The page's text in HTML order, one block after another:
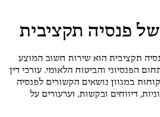
של פנסיה תקציבית
תקציבית הוא שירות חשוב המוצע
הפנסיוני והביטוח הלאומי. עורכי דין
במגוון נושאים הקשורים לפנסיה
דיווחים ובקשות, וערעורים על